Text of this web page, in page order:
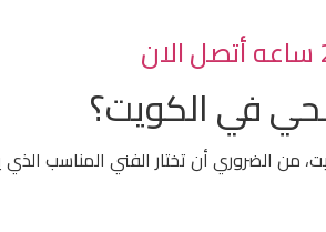
في الكويت؟
الضروري أن تختار الفني المناسب الذي